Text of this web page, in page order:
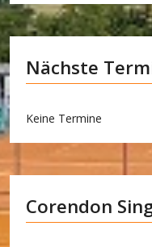
Nächste
Keine Termine
Corendon